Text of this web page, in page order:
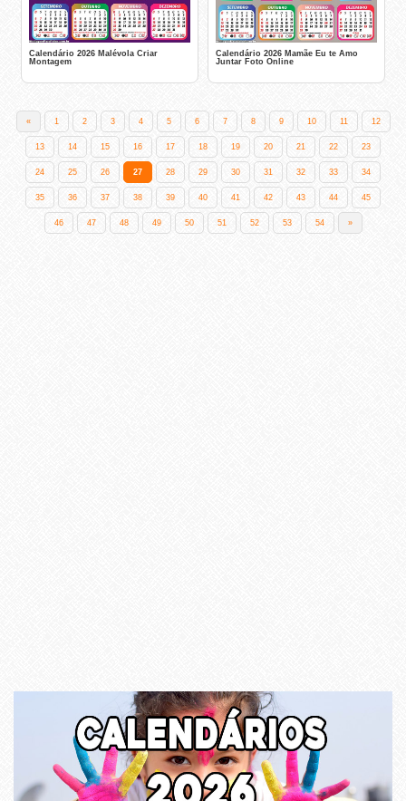
Calendário 2026 Malévola Criar
Montagem
Calendário 2026 Mamãe Eu te Amo
Juntar Foto Online
« 1 2 3 4 5 6 7 8 9 10 11 12
13 14 15 16 17 18 19 20 21 22 23
24 25 26 27 28 29 30 31 32 33 34
35 36 37 38 39 40 41 42 43 44 45
46 47 48 49 50 51 52 53 54 »